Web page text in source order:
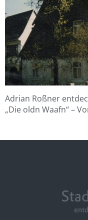
Adrian Roßner
„Die oldn Waafn“ –